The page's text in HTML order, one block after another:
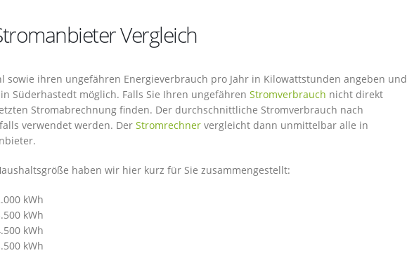
Vergleich
sowie ihren ungefähren Energieverbrauch pro Jahr in Kilowattstunden angeben und
Süderhastedt möglich. Falls Sie Ihren ungefähren Stromverbrauch nicht direkt
Stromabrechnung finden. Der durchschnittliche Stromverbrauch nach
verwendet werden. Der Stromrechner vergleicht dann unmittelbar alle in
haben wir hier kurz für Sie zusammengestellt:
kWh
kWh
kWh
kWh